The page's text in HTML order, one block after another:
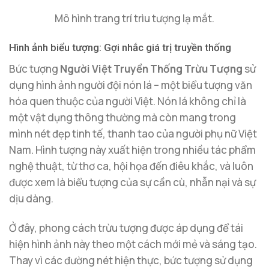
Mô hình trang trí trìu tượng lạ mắt.
Hình ảnh biểu tượng: Gợi nhắc giá trị truyền thống
Bức tượng Người Việt Truyền Thống Trừu Tượng sử
dụng hình ảnh người đội nón lá – một biểu tượng văn
hóa quen thuộc của người Việt. Nón lá không chỉ là
một vật dụng thông thường mà còn mang trong
mình nét đẹp tinh tế, thanh tao của người phụ nữ Việt
Nam. Hình tượng này xuất hiện trong nhiều tác phẩm
nghệ thuật, từ thơ ca, hội họa đến điêu khắc, và luôn
được xem là biểu tượng của sự cần cù, nhẫn nại và sự
dịu dàng.
Ở đây, phong cách trừu tượng được áp dụng để tái
hiện hình ảnh này theo một cách mới mẻ và sáng tạo.
Thay vì các đường nét hiện thực, bức tượng sử dụng